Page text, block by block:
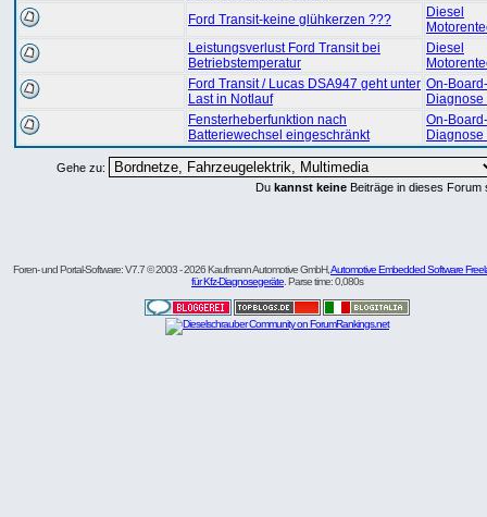
Ford Transit-keine glühkerzen ???
Diesel
Leistungsverlust Ford Transit bei
Betriebstemperatur
Diesel
Ford Transit / Lucas DSA947 geht unter
Last in Notlauf
On-Board-
Diagnose
Fensterheberfunktion nach
Batteriewechsel eingeschränkt
On-Board-
Diagnose
Gehe zu:
Du kannst keine Beiträge in dieses Forum
Foren- und Portal-Software: V7.7 © 2003 - 2026 Kaufmann Automotive GmbH,Automotive Embedded Software
für Kfz-Diagnosegeräte . Parse time: 0,080s